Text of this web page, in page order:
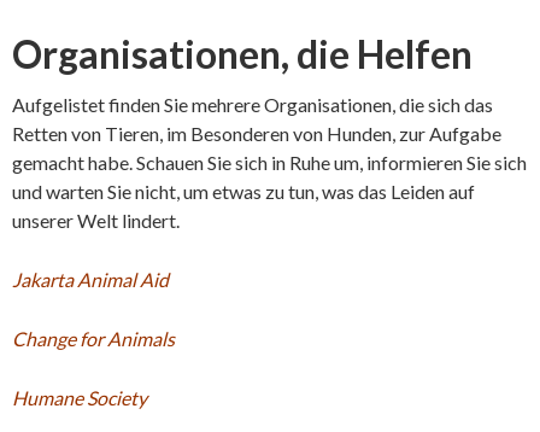
Organisationen, die Helfen
Aufgelistet finden Sie mehrere Organisationen, die sich das
Retten von Tieren, im Besonderen von Hunden, zur Aufgabe
gemacht habe. Schauen Sie sich in Ruhe um, informieren Sie sich
und warten Sie nicht, um etwas zu tun, was das Leiden auf
unserer Welt lindert.
Jakarta Animal Aid
Change for Animals
Humane Society